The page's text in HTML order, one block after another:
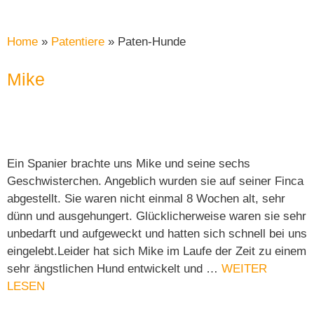
Home » Patentiere » Paten-Hunde
Mike
Ein Spanier brachte uns Mike und seine sechs
Geschwisterchen. Angeblich wurden sie auf seiner Finca
abgestellt. Sie waren nicht einmal 8 Wochen alt, sehr
dünn und ausgehungert. Glücklicherweise waren sie sehr
unbedarft und aufgeweckt und hatten sich schnell bei uns
eingelebt.Leider hat sich Mike im Laufe der Zeit zu einem
sehr ängstlichen Hund entwickelt und … WEITER
LESEN